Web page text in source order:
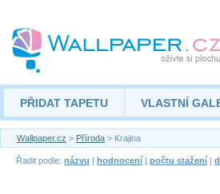
PŘIDAT TAPETU VLASTNÍ
Wallpaper.cz > Příroda > Krajina
Řadit podle: názvu | hodnocení | počtu stažení |